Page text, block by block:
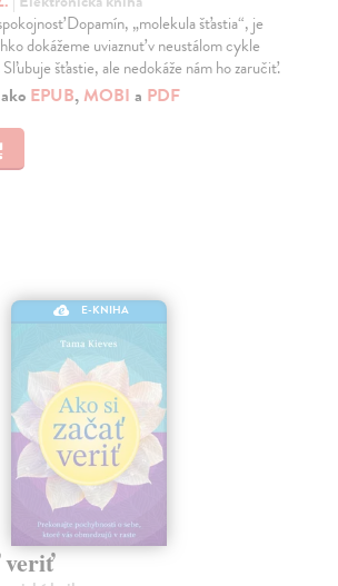
Dopamín, „molekula šťastia“, je
dokážeme uviaznuť v neustálom cykle
šťastie, ale nedokáže nám ho zaručiť.
EPUB, MOBI a PDF
E-KNIHA
veriť